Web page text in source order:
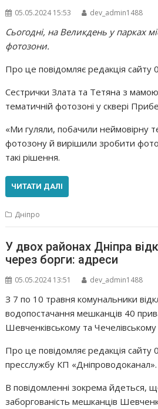
05.05.2024 15:53 dev_admin1488
Сьогодні, на Великдень у парках
фотозони.
Про це повідомляє редакція сайту
Сестрички Злата та Тетяна з
тематичній фотозоні у сквері
«Ми гуляли, побачили неймовірну
фотозону й вирішили зробити
такі рішення.
ЧИТАТИ ДАЛІ
Дніпро
У двох районах Дніпра
через борги: адреси
05.05.2024 13:51 dev_admin1488
З 7 по 10 травня комунальники
водопостачання мешканців 40
Шевченківському та
Про це повідомляє редакція сайту
пресслужбу КП «Дніпроводоканал».
В повідомленні зокрема йдеться,
заборгованість мешканців